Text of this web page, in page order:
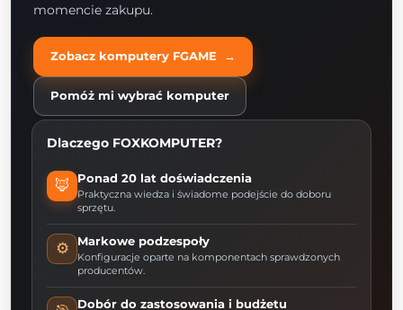
momencie zakupu.
Zobacz komputery FGAME →
Pomóż mi wybrać komputer
Dlaczego FOXKOMPUTER?
🦊 Ponad 20 lat doświadczenia
Praktyczna wiedza i świadome podejście do doboru
sprzętu.
⚙️ Markowe podzespoły
Konfiguracje oparte na komponentach sprawdzonych
producentów.
Dobór do zastosowania i budżetu